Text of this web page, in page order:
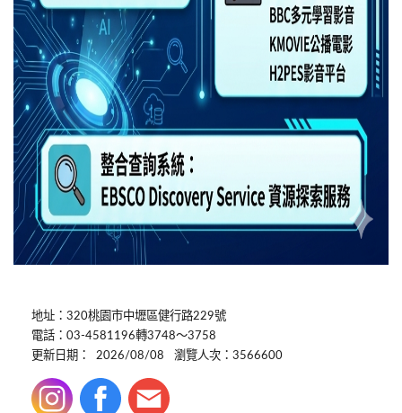
地址：320桃園市中壢區健行路229號
電話：03-4581196轉3748～3758
更新日期：
2026/08/08 瀏覽人次：3566600